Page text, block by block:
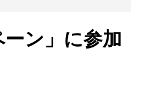
ン」に参加